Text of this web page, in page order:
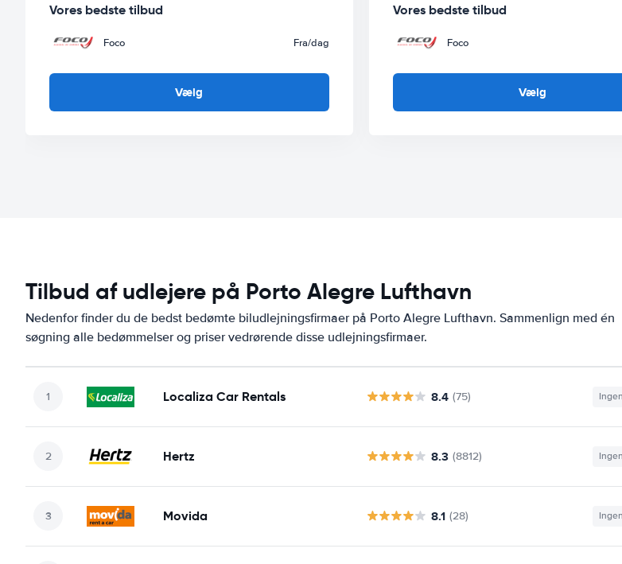
Vores bedste tilbud
Foco Fra/dag
Vælg
Vores bedste tilbud
Foco
Vælg
Tilbud af udlejere på Porto Alegre Lufthavn
Nedenfor finder du de bedst bedømte biludlejningsfirmaer på Porto Alegre Lufthavn. Sammenlign med én
søgning alle bedømmelser og priser vedrørende disse udlejningsfirmaer.
Localiza Car Rentals 8.4 (75)
Hertz 8.3 (8812)
Movida 8.1 (28)